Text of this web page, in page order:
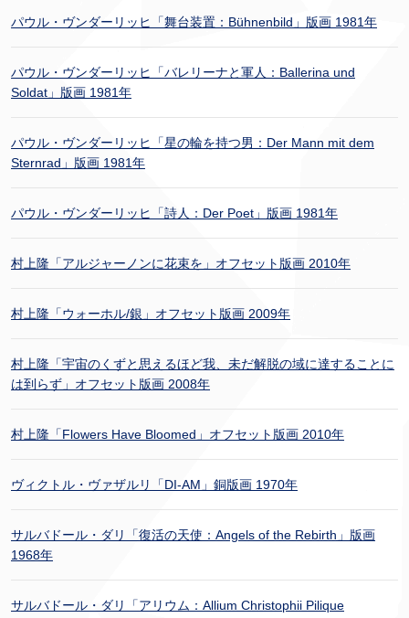
パウル・ヴンダーリッヒ「舞台装置：Bühnenbild」版画 1981年
パウル・ヴンダーリッヒ「バレリーナと軍人：Ballerina und
Soldat」版画 1981年
パウル・ヴンダーリッヒ「星の輪を持つ男：Der Mann mit dem
Sternrad」版画 1981年
パウル・ヴンダーリッヒ「詩人：Der Poet」版画 1981年
村上隆「アルジャーノンに花束を」オフセット版画 2010年
村上隆「ウォーホル/銀」オフセット版画 2009年
村上隆「宇宙のくずと思えるほど我、未だ解脱の域に達することに
は到らず」オフセット版画 2008年
村上隆「Flowers Have Bloomed」オフセット版画 2010年
ヴィクトル・ヴァザルリ「DI-AM」銅版画 1970年
サルバドール・ダリ「復活の天使：Angels of the Rebirth」版画
1968年
サルバドール・ダリ「アリウム：Allium Christophii Pilique